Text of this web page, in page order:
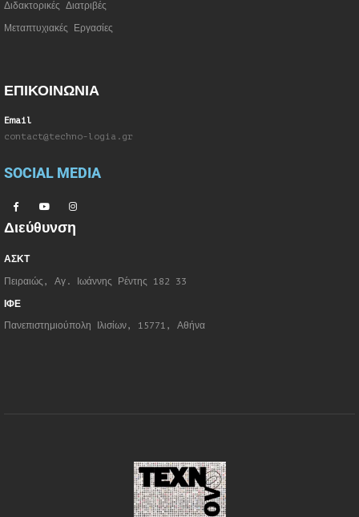
Διδακτορικές Διατριβές
Μεταπτυχιακές Εργασίες
ΕΠΙΚΟΙΝΩΝΙΑ
Email
contact@techno-logia.gr
SOCIAL MEDIA
Διεύθυνση
ΑΣΚΤ
Πειραιώς, Αγ. Ιωάννης Ρέντης 182 33
ΙΦΕ
Πανεπιστημιούπολη Ιλισίων, 15771, Αθήνα